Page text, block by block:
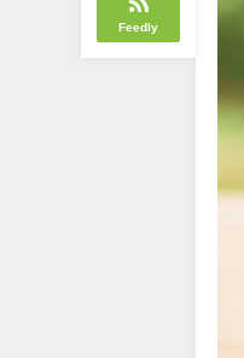
Feedly